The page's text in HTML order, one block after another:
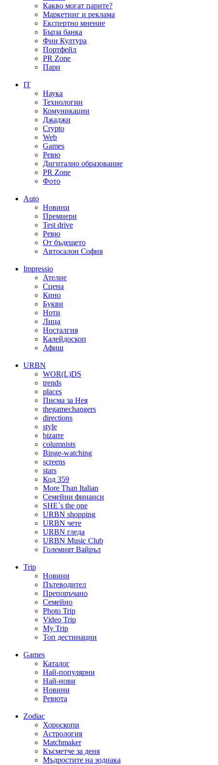
Какво могат парите?
Маркетинг и реклама
Експертно мнение
Бърза банка
Фин Култура
Портфейл
PR Zone
Пари
IT
Наука
Технологии
Комуникации
Джаджи
Crypto
Web
Games
Ревю
Дигитално образование
PR Zone
Фото
Auto
Новини
Премиери
Test drive
Ревю
От бъдещето
Автосалон София
Impressio
Ателие
Сцена
Кино
Букви
Ноти
Лица
Носталгия
Калейдоскоп
Афиш
URBN
WOR(L)DS
trends
places
Писма за Нея
thegamechangers
directions
style
bizarre
columnists
Binge-watching
screens
stars
Код 359
More Than Italian
Семейни финанси
SHE`s the one
URBN shopping
URBN чете
URBN гледа
URBN Music Club
Големият Вайръл
Trip
Новини
Пътеводител
Препоръчано
Семейно
Photo Trip
Video Trip
My Trip
Топ дестинации
Games
Каталог
Най-популярни
Най-нови
Новини
Ревюта
Zodiac
Хороскопи
Астрология
Matchmaker
Късметче за деня
Мъдростите на зодиака